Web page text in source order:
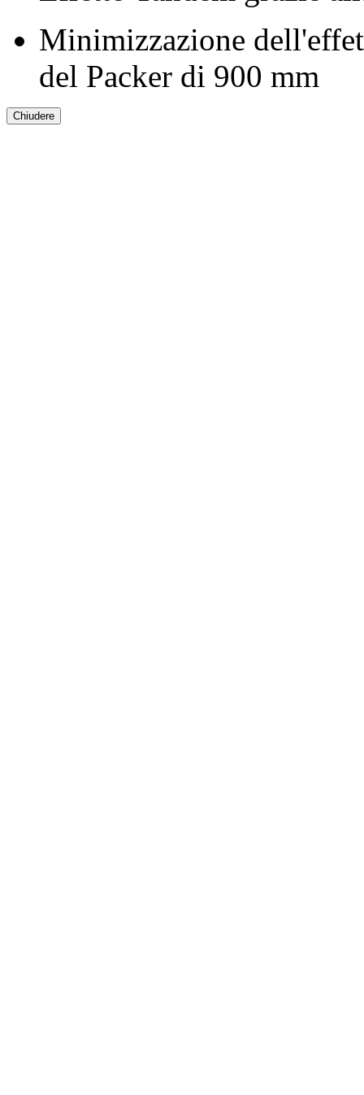
Minimizzazione
del Packer di 900 mm
Chiudere